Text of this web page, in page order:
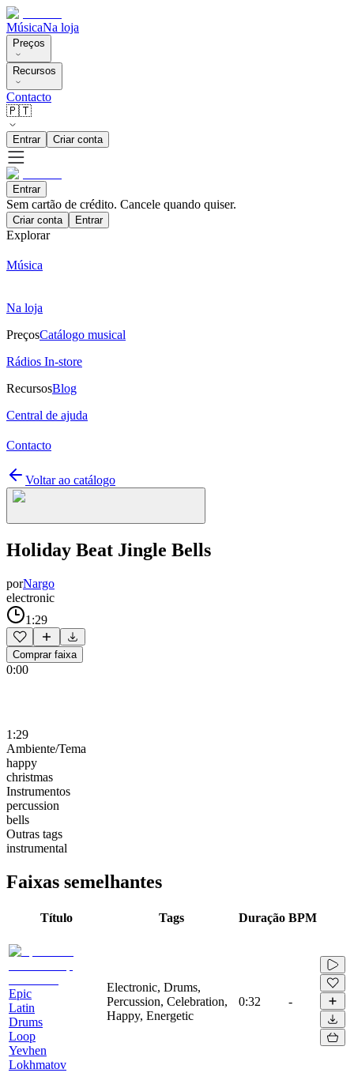
MúsicaNa loja
Preços
Recursos
Contacto
🇵🇹
Entrar Criar conta
Entrar
Sem cartão de crédito. Cancele quando quiser.
Criar conta Entrar
Explorar
Música
Na loja
PreçosCatálogo musical
Rádios In-store
RecursosBlog
Central de ajuda
Contacto
Voltar ao catálogo
Holiday Beat Jingle Bells
porNargo
electronic
1:29
Comprar faixa
0:00
1:29
Ambiente/Tema
happy
christmas
Instrumentos
percussion
bells
Outras tags
instrumental
Faixas semelhantes
Título Tags Duração BPM
Epic
Latin
Drums
Loop
Yevhen
Lokhmatov
Electronic, Drums,
Percussion, Celebration,
Happy, Energetic
0:32 -